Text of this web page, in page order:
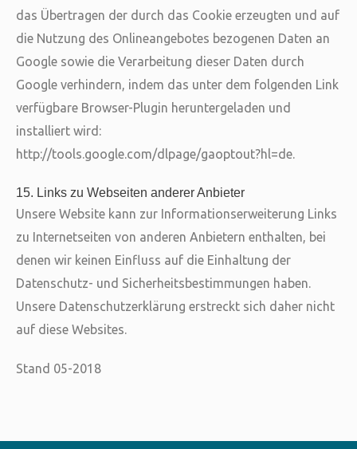
das Übertragen der durch das Cookie erzeugten und auf
die Nutzung des Onlineangebotes bezogenen Daten an
Google sowie die Verarbeitung dieser Daten durch
Google verhindern, indem das unter dem folgenden Link
verfügbare Browser-Plugin heruntergeladen und
installiert wird:
http://tools.google.com/dlpage/gaoptout?hl=de.
15. Links zu Webseiten anderer Anbieter
Unsere Website kann zur Informationserweiterung Links
zu Internetseiten von anderen Anbietern enthalten, bei
denen wir keinen Einfluss auf die Einhaltung der
Datenschutz- und Sicherheitsbestimmungen haben.
Unsere Datenschutzerklärung erstreckt sich daher nicht
auf diese Websites.
Stand 05-2018